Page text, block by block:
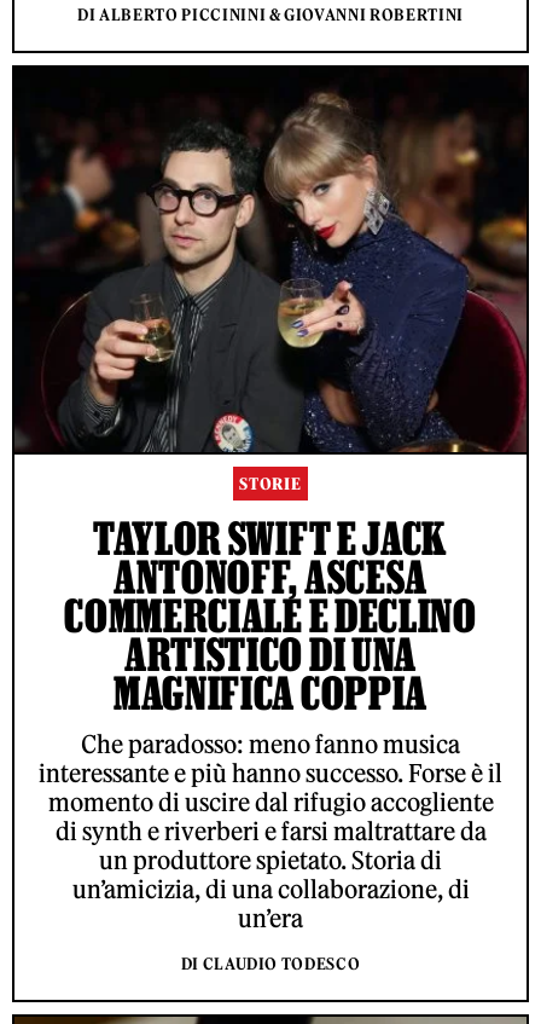
DI ALBERTO PICCININI & GIOVANNI ROBERTINI
STORIE
TAYLOR SWIFT E JACK
ANTONOFF, ASCESA
COMMERCIALE E DECLINO
ARTISTICO DI UNA
MAGNIFICA COPPIA
Che paradosso: meno fanno musica
interessante e più hanno successo. Forse è il
momento di uscire dal rifugio accogliente
di synth e riverberi e farsi maltrattare da
un produttore spietato. Storia di
un’amicizia, di una collaborazione, di
un’era
DI CLAUDIO TODESCO